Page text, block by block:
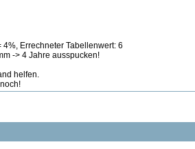
4%, Errechneter Tabellenwert: 6
-> 4 Jahre ausspucken!
helfen.